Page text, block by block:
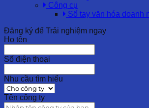
Công cụ
Sổ tay văn hóa doanh
Đăng ký để Trải nghiệm ngay
Họ tên
Số điện thoại
Nhu cầu tìm hiểu
Tên công ty